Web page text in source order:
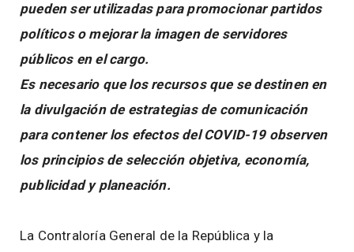
pueden ser utilizadas para promocionar partidos
políticos o mejorar la imagen de servidores
públicos en el cargo.
Es necesario que los recursos que se destinen en
la divulgación de estrategias de comunicación
para contener los efectos del COVID-19 observen
los principios de selección objetiva, economía,
publicidad y planeación.
La Contraloría General de la República y la